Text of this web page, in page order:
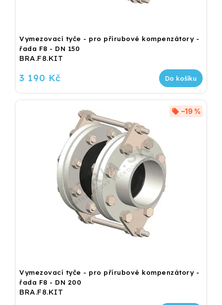
Vymezovací tyče - pro přírubové kompenzátory -
řada F8 - DN 150
BRA.F8.KIT
3 190 Kč Do košíku
Vymezovací tyče - pro přírubové kompenzátory -
řada F8 - DN 200
BRA.F8.KIT
–19 %